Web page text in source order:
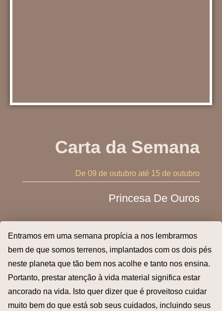
Carta da Semana
De 09 de outubro até 15 de outubro
Princesa De Ouros
Entramos em uma semana propícia a nos lembrarmos
bem de que somos terrenos, implantados com os dois pés
neste planeta que tão bem nos acolhe e tanto nos ensina.
Portanto, prestar atenção à vida material significa estar
ancorado na vida. Isto quer dizer que é proveitoso cuidar
muito bem do que está sob seus cuidados, incluindo seus